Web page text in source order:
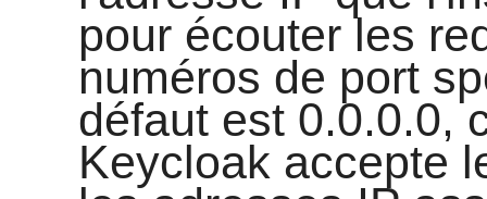
pour écouter les
numéros de port
défaut est 0.0.0.0,
Keycloak accepte